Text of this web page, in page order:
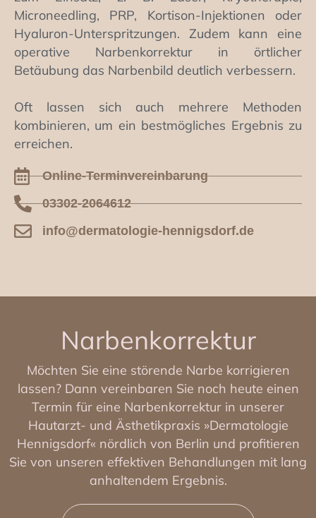
Microneedling, PRP, Kortison-Injektionen oder
Hyaluron-Unterspritzungen. Zudem kann eine
operative Narbenkorrektur in örtlicher
Betäubung das Narbenbild deutlich verbessern.
Oft lassen sich auch mehrere Methoden
kombinieren, um ein bestmögliches Ergebnis zu
erreichen.
Online-Terminvereinbarung
03302-2064612
info@dermatologie-hennigsdorf.de
Narbenkorrektur
Möchten Sie eine störende Narbe korrigieren
lassen? Dann vereinbaren Sie noch heute einen
Termin für eine Narbenkorrektur in unserer
Hautarzt- und Ästhetikpraxis »Dermatologie
Hennigsdorf« nördlich von Berlin und profitieren
Sie von unseren effektiven Behandlungen mit lang
anhaltendem Ergebnis.